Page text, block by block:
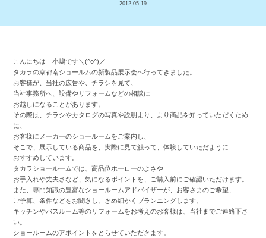
2012.05.19
こんにちは 小嶋です＼(^o^)／
タカラの京都南ショールムの新製品展示会へ行ってきました。
お客様が、当社の広告や、チラシを見て、
当社事務所へ、設備やリフォームなどの相談に
お越しになることがあります。
その際は、チラシやカタログの写真や説明より、より商品を知っていただくため
に、
お客様にメーカーのショールームをご案内し、
そこで、展示している商品を、実際に見て触って、体験していただように
おすすめしています。
タカラショールームでは、高品位ホーローのよさや
お手入れや丈夫さなど、気になるポイントを、ご購入前にご確認いただけます。
また、専門知識の豊富なショールームアドバイザーが、お客さまのご希望、
ご予算、条件などをお聞きし、きめ細かくプランニングします。
キッチンやバスルーム等のリフォームをお考えのお客様は、当社までご連絡下さ
い。
ショールームのアポイントをとらせていただきます。